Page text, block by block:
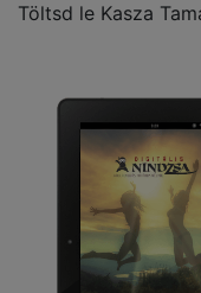
Töltsd le Kasza